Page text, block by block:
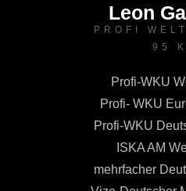
Leon
PROFI
95
Profi-WKU
Profi- WKU
Profi-WKU
ISKA AM
mehrfacher